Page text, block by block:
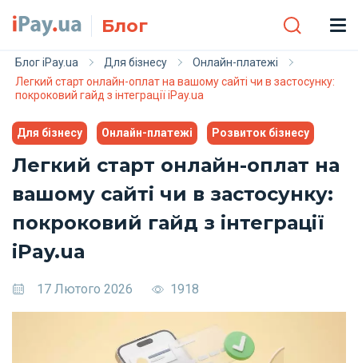
Блог
Блог iPay.ua Для бізнесу
Онлайн-платежі
Легкий старт онлайн-оплат на вашому сайті чи в застосунку:
покроковий гайд з інтеграції iPay.ua
Для бізнесу Онлайн-платежі Розвиток бізнесу
Легкий старт онлайн-оплат на
вашому сайті чи в застосунку:
покроковий гайд з інтеграції
iPay.ua
17 Лютого 2026 1918